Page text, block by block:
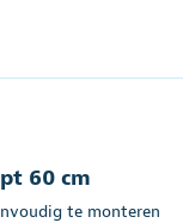
60 cm
te monteren